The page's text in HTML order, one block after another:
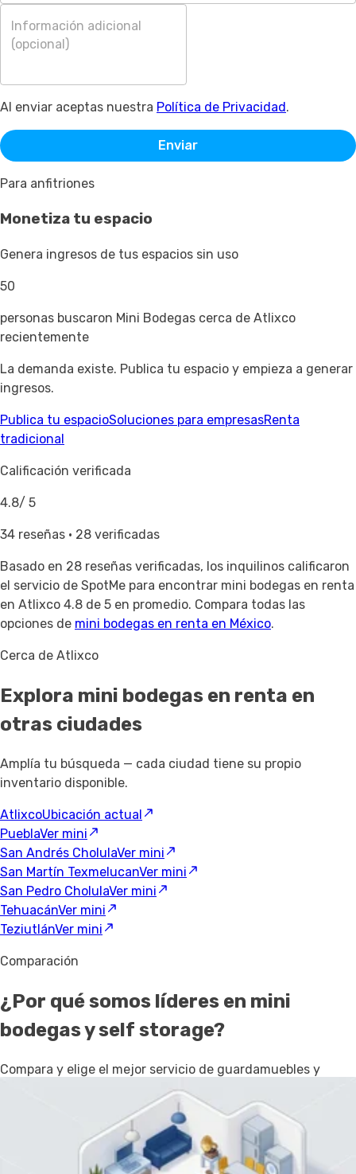
Al enviar aceptas nuestra Política de Privacidad.
Enviar
Para anfitriones
Monetiza tu espacio
Genera ingresos de tus espacios sin uso
50
personas buscaron Mini Bodegas cerca de Atlixco
recientemente
La demanda existe. Publica tu espacio y empieza a generar
ingresos.
Publica tu espacioSoluciones para empresasRenta
tradicional
Calificación verificada
4.8/ 5
34 reseñas · 28 verificadas
Basado en 28 reseñas verificadas, los inquilinos calificaron
el servicio de SpotMe para encontrar mini bodegas en renta
en Atlixco 4.8 de 5 en promedio. Compara todas las
opciones de mini bodegas en renta en México.
Cerca de Atlixco
Explora mini bodegas en renta en
otras ciudades
Amplía tu búsqueda — cada ciudad tiene su propio
inventario disponible.
AtlixcoUbicación actual
PueblaVer mini
San Andrés CholulaVer mini
San Martín TexmelucanVer mini
San Pedro CholulaVer mini
TehuacánVer mini
TeziutlánVer mini
Comparación
¿Por qué somos líderes en mini
bodegas y self storage?
Compara y elige el mejor servicio de guardamuebles y
Competencia
Variedad de metros cuadrados